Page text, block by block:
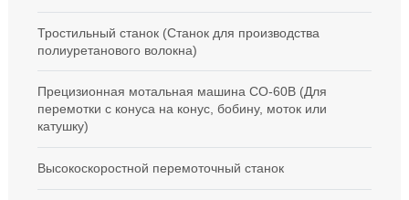
Тростильный станок (Станок для производства
полиуретанового волокна)
Прецизионная мотальная машина CO-60B (Для
перемотки с конуса на конус, бобину, моток или
катушку)
Высокоскоростной перемоточный станок